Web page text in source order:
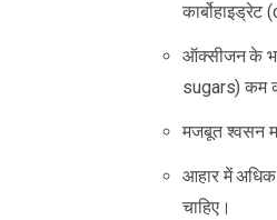
ऑक्सीजन के
sugars) कम
मजबूत श्वसन
आहार में
चाहिए।